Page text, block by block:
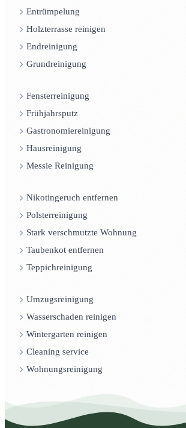
Entrümpelung
Holzterrasse reinigen
Endreinigung
Grundreinigung
Fensterreinigung
Frühjahrsputz
Gastronomiereinigung
Hausreinigung
Messie Reinigung
Nikotingeruch entfernen
Polsterreinigung
Stark verschmutzte Wohnung
Taubenkot entfernen
Teppichreinigung
Umzugsreinigung
Wasserschaden reinigen
Wintergarten reinigen
Cleaning service
Wohnungsreinigung